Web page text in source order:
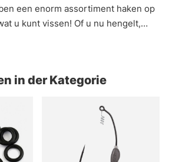
een enorm assortiment haken op
u kunt vissen! Of u nu hengelt,
in de vorm van visgewichten,
categorie voor een complete
in der Kategorie